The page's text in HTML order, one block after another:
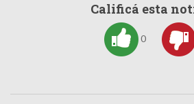
Calificá esta
0